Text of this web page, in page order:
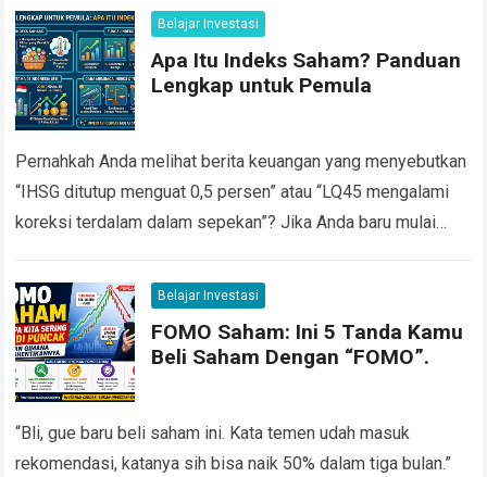
2026,…Read more
Belajar Investasi
Apa Itu Indeks Saham? Panduan
Lengkap untuk Pemula
Pernahkah Anda melihat berita keuangan yang menyebutkan
“IHSG ditutup menguat 0,5 persen” atau “LQ45 mengalami
koreksi terdalam dalam sepekan”? Jika Anda baru mulai
Belajar Investasi
FOMO Saham: Ini 5 Tanda Kamu
Beli Saham Dengan “FOMO”.
“Bli, gue baru beli saham ini. Kata temen udah masuk
rekomendasi, katanya sih bisa naik 50% dalam tiga bulan.”